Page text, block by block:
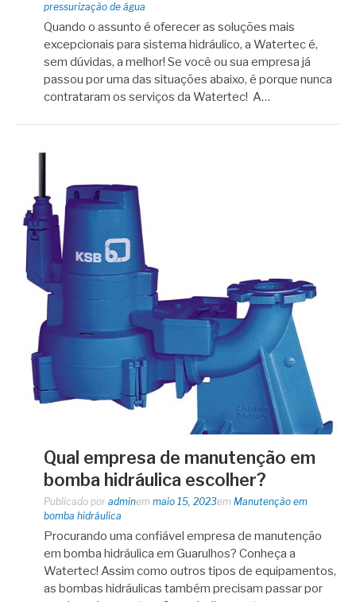
pressurização de água
Quando o assunto é oferecer as soluções mais
excepcionais para sistema hidráulico, a Watertec é,
sem dúvidas, a melhor! Se você ou sua empresa já
passou por uma das situações abaixo, é porque nunca
contrataram os serviços da Watertec! A…
Qual empresa de manutenção em
bomba hidráulica escolher?
Publicado por adminem maio 15, 2023em Manutenção em
bomba hidráulica
Procurando uma confiável empresa de manutenção
em bomba hidráulica em Guarulhos? Conheça a
Watertec! Assim como outros tipos de equipamentos,
as bombas hidráulicas também precisam passar por